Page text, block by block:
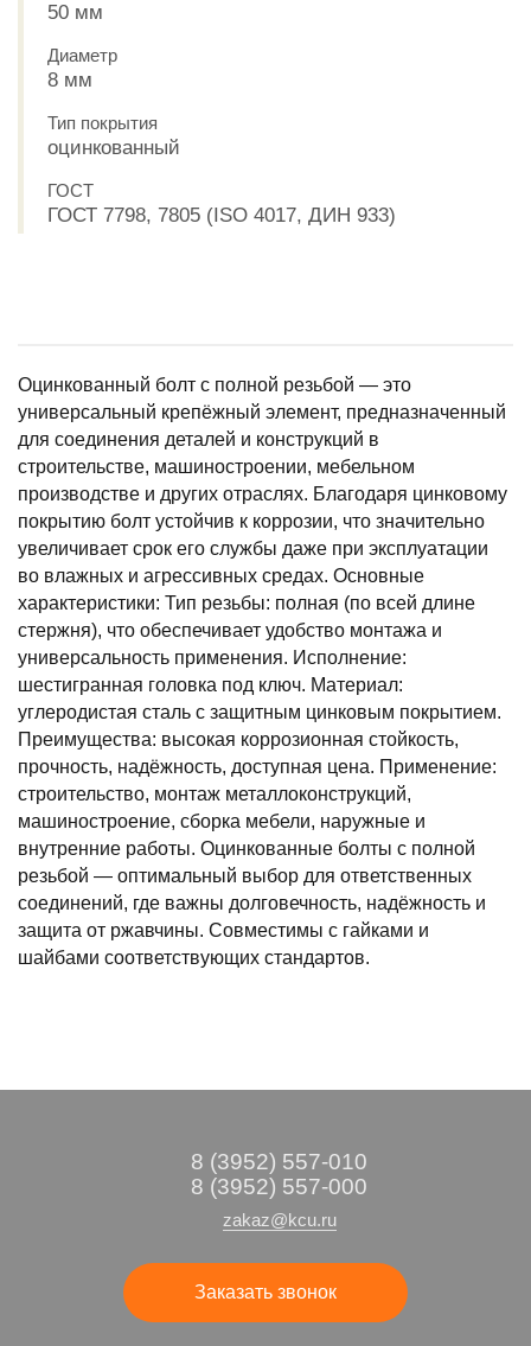
50 мм
Диаметр
8 мм
Тип покрытия
оцинкованный
ГОСТ
ГОСТ 7798, 7805 (ISO 4017, ДИН 933)
Оцинкованный болт с полной резьбой — это
универсальный крепёжный элемент, предназначенный
для соединения деталей и конструкций в
строительстве, машиностроении, мебельном
производстве и других отраслях. Благодаря цинковому
покрытию болт устойчив к коррозии, что значительно
увеличивает срок его службы даже при эксплуатации
во влажных и агрессивных средах. Основные
характеристики: Тип резьбы: полная (по всей длине
стержня), что обеспечивает удобство монтажа и
универсальность применения. Исполнение:
шестигранная головка под ключ. Материал:
углеродистая сталь с защитным цинковым покрытием.
Преимущества: высокая коррозионная стойкость,
прочность, надёжность, доступная цена. Применение:
строительство, монтаж металлоконструкций,
машиностроение, сборка мебели, наружные и
внутренние работы. Оцинкованные болты с полной
резьбой — оптимальный выбор для ответственных
соединений, где важны долговечность, надёжность и
защита от ржавчины. Совместимы с гайками и
шайбами соответствующих стандартов.
8 (3952) 557-010
8 (3952) 557-000
zakaz@kcu.ru
Заказать звонок